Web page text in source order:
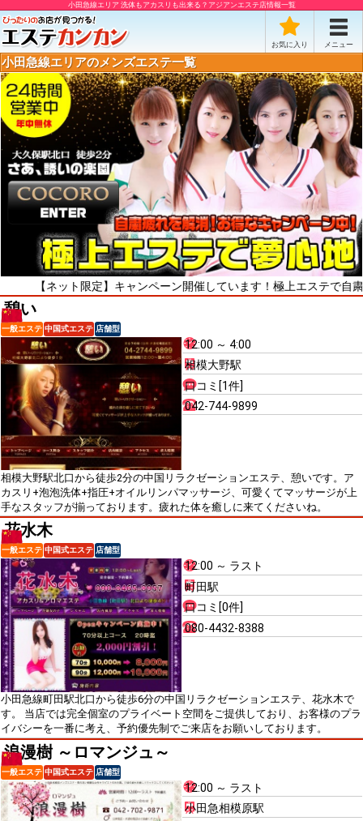
小田急線エリア 洗体もアカスリも出来る？アジアンエステ店情報一覧
お気に入り メニュー
小田急線エリアのメンズエステ一覧
ット限定】キャンペーン開催しています！極上エステで自粛疲れを
憩い
一般エステ 中国式エステ 店舗型
12:00 ～ 4:00
相模大野駅
口コミ[1件]
042-744-9899
相模大野駅北口から徒歩2分の中国リラクゼーションエステ、憩いです。ア
カスリ+泡泡洗体+指圧+オイルリンパマッサージ、可愛くてマッサージが上
手なスタッフが揃っております。疲れた体を癒しに来てくださいね。
花水木
一般エステ 中国式エステ 店舗型
12:00 ～ ラスト
町田駅
口コミ[0件]
080-4432-8388
小田急線町田駅北口から徒歩6分の中国リラクゼーションエステ、花水木で
す。 当店では完全個室のプライベート空間をご提供しており、お客様のプラ
イバシーを一番に考え、予約優先制でご来店をお願いしております。
浪漫樹 ～ロマンジュ～
一般エステ 中国式エステ 店舗型
12:00 ～ ラスト
小田急相模原駅